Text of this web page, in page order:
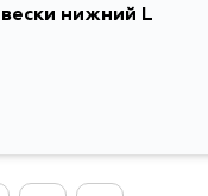
нижний L